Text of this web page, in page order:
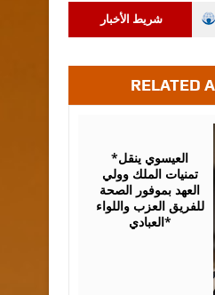
شريط الأخبار
RELATED
*العيسوي ينقل
تمنيات الملك وولي
العهد بموفور الصحة
للفريق العزب واللواء
العبادي*